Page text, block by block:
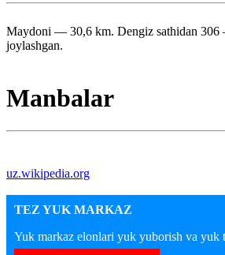
Maydoni — 30,6 km. Dengiz sathidan 306
joylashgan.
Manbalar
uz.wikipedia.org
TEZ YUK MARKAZ
Yuk markaz elonlari yuk yuborish va yuk